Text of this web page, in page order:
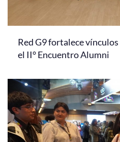
Red G9 fortalece vínculos
el II° Encuentro Alumni